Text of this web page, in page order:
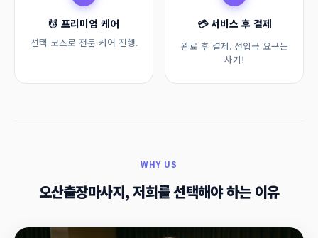
💆 프리미엄 케어
선택 코스로 전문 케어 진행.
💳 서비스 후 결제
완료 후 결제. 선입금 요구는
사기!
WHY US
오산출장마사지, 저희를 선택해야 하는 이유